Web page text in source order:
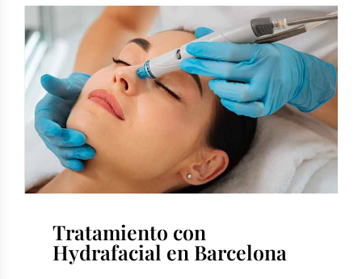
Tratamiento con
Hydrafacial en Barcelona